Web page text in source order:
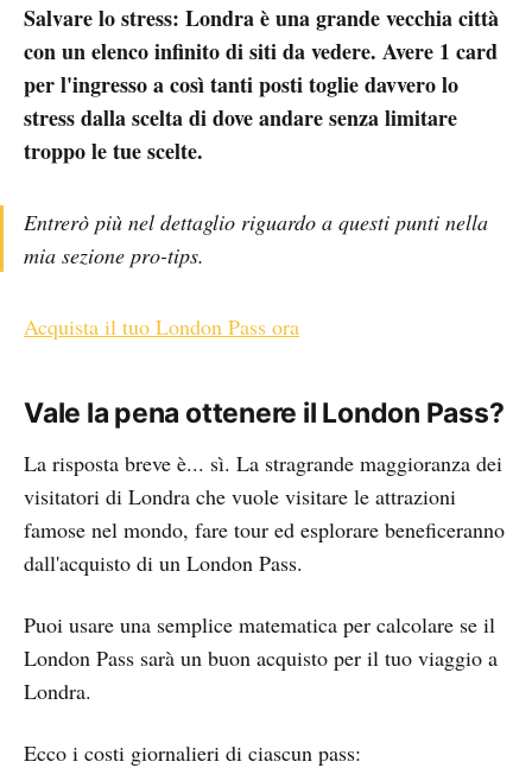
Salvare lo stress: Londra è una grande vecchia città
con un elenco infinito di siti da vedere. Avere 1 card
per l'ingresso a così tanti posti toglie davvero lo
stress dalla scelta di dove andare senza limitare
troppo le tue scelte.
Entrerò più nel dettaglio riguardo a questi punti nella
mia sezione pro-tips.
Acquista il tuo London Pass ora
Vale la pena ottenere il London Pass?
La risposta breve è... sì. La stragrande maggioranza dei
visitatori di Londra che vuole visitare le attrazioni
famose nel mondo, fare tour ed esplorare beneficeranno
dall'acquisto di un London Pass.
Puoi usare una semplice matematica per calcolare se il
London Pass sarà un buon acquisto per il tuo viaggio a
Londra.
Ecco i costi giornalieri di ciascun pass: